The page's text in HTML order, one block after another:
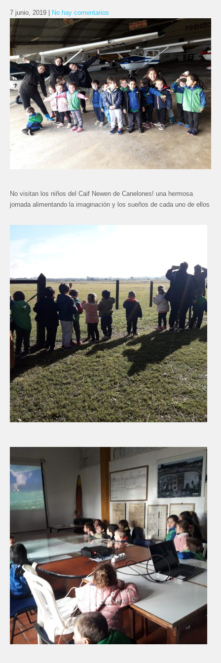
7 junio, 2019 No hay comentarios
No visitan los niños del Caif Newen de Canelones! una hermosa
jornada alimentando la imaginación y los sueños de cada uno de ellos